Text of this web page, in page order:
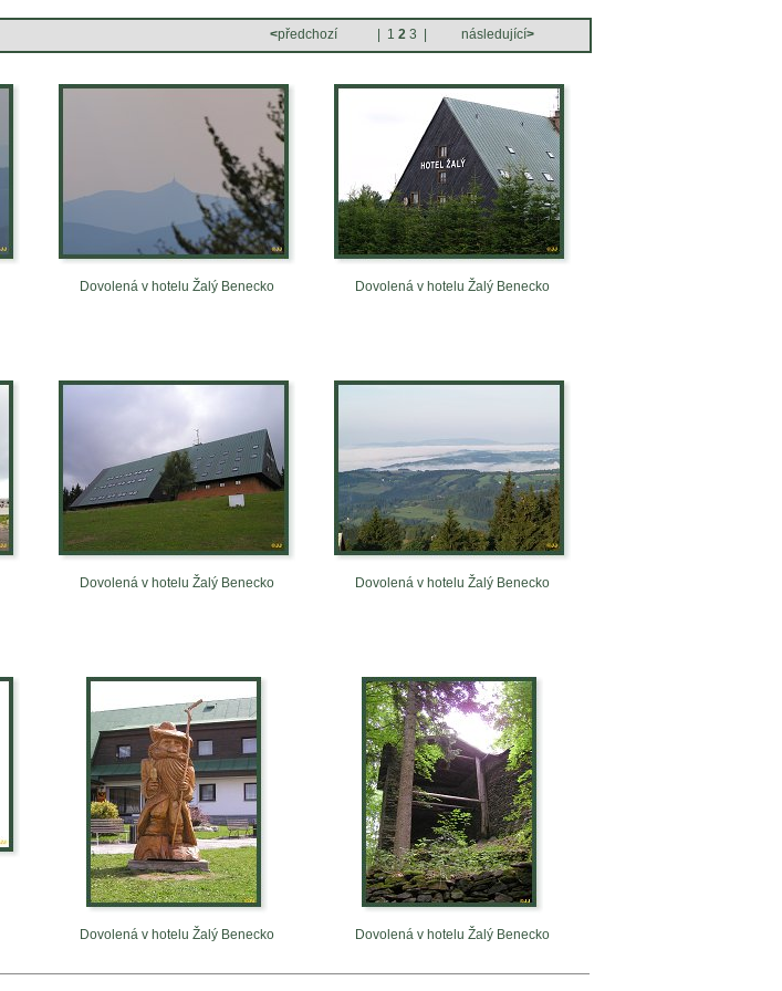
<předchozí 1 2 3 následující>
Dovolená v hotelu Žalý Benecko Dovolená v hotelu Žalý Benecko
Dovolená v hotelu Žalý Benecko Dovolená v hotelu Žalý Benecko
Dovolená v hotelu Žalý Benecko Dovolená v hotelu Žalý Benecko